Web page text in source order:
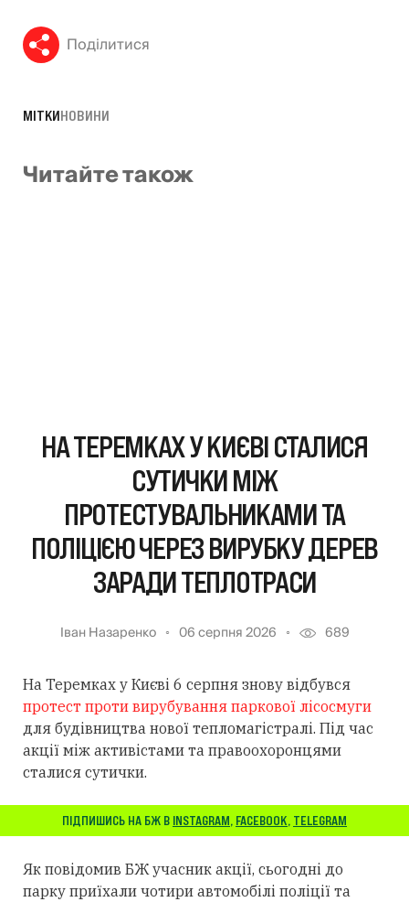
Поділитися
МІТКИНОВИНИ
Читайте також
НА ТЕРЕМКАХ У КИЄВІ СТАЛИСЯ
СУТИЧКИ МІЖ
ПРОТЕСТУВАЛЬНИКАМИ ТА
ПОЛІЦІЄЮ ЧЕРЕЗ ВИРУБКУ ДЕРЕВ
ЗАРАДИ ТЕПЛОТРАСИ
Іван Назаренко 06 серпня 2026 689
На Теремках у Києві 6 серпня знову відбувся
протест проти вирубування паркової лісосмуги
для будівництва нової тепломагістралі. Під час
акції між активістами та правоохоронцями
сталися сутички.
ПІДПИШИСЬ НА БЖ В INSTAGRAM, FACEBOOK, TELEGRAM
Як повідомив БЖ учасник акції, сьогодні до
парку приїхали чотири автомобілі поліції та